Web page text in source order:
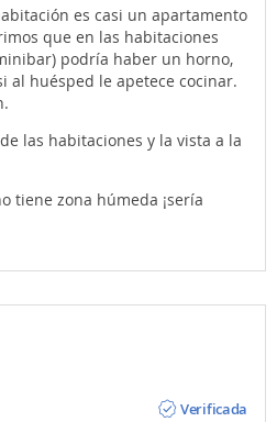
es casi un apartamento
que en las habitaciones
podría haber un horno,
al huésped le apetece cocinar.
las habitaciones y la vista a la
tiene zona húmeda ¡sería
Verificada